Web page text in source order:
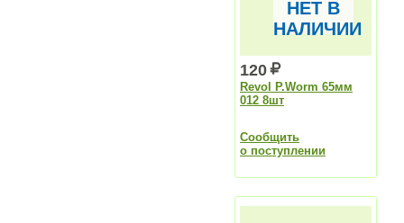
НЕТ В
НАЛИЧИИ
120
Revol P.Worm 65мм
012 8шт
Сообщить
о поступлении